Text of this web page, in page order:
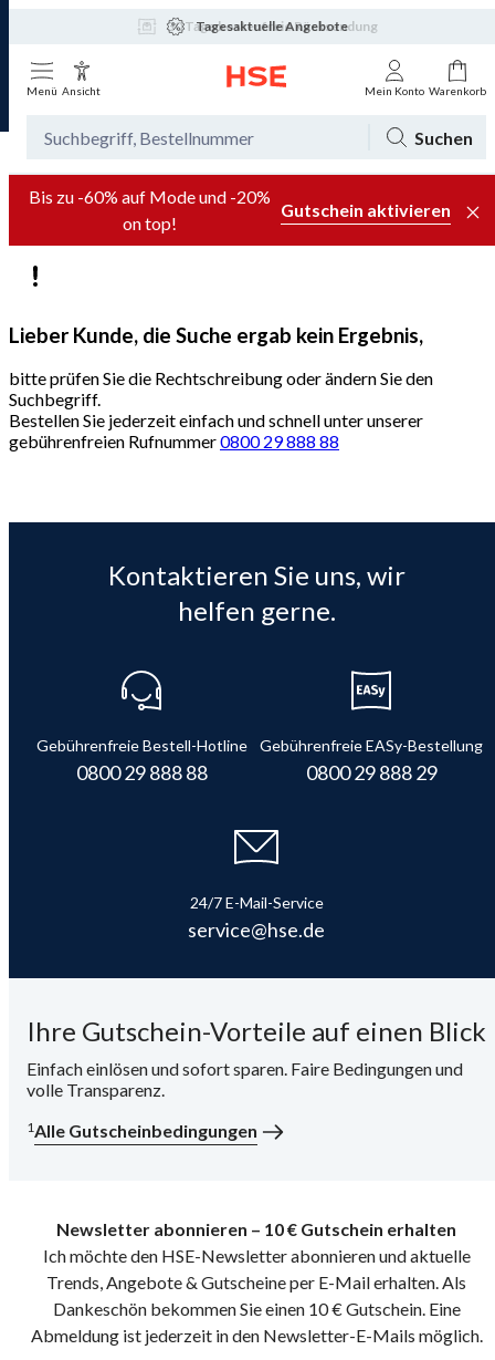
30 Tage kostenfreie Rücksendung
Tagesaktuelle Angebote
Menü Ansicht Mein Konto Warenkorb
Suchen
Bis zu -60% auf Mode und -20%
on top!
Gutschein aktivieren
Lieber Kunde, die Suche ergab kein Ergebnis,
bitte prüfen Sie die Rechtschreibung oder ändern Sie den
Suchbegriff.
Bestellen Sie jederzeit einfach und schnell unter unserer
gebührenfreien Rufnummer0800 29 888 88
Kontaktieren Sie uns, wir
helfen gerne.
Gebührenfreie Bestell-Hotline
0800 29 888 88
Gebührenfreie EASy-Bestellung
0800 29 888 29
24/7 E-Mail-Service
service@hse.de
Ihre Gutschein-Vorteile auf einen Blick
Einfach einlösen und sofort sparen. Faire Bedingungen und
volle Transparenz.
1Alle Gutscheinbedingungen
Newsletter abonnieren – 10 € Gutschein erhalten
Ich möchte den HSE-Newsletter abonnieren und aktuelle
Trends, Angebote & Gutscheine per E-Mail erhalten. Als
Dankeschön bekommen Sie einen 10 € Gutschein. Eine
Abmeldung ist jederzeit in den Newsletter-E-Mails möglich.